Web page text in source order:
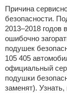
Причина
безопасности.
2013–2018 годов
ошибочно
подушек
105 405
официальный
подушки
заменят).